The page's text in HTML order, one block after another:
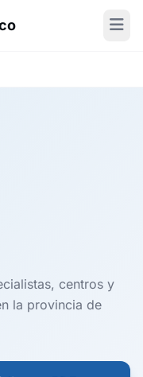
centros y
la provincia de